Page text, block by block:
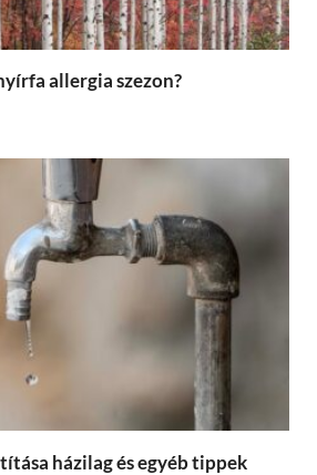
allergia szezon?
házilag és egyéb tippek